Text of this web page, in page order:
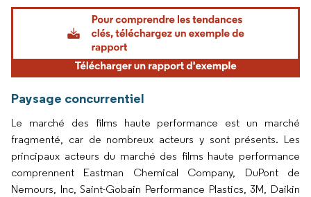
Image © Mordor Intelligence. La réutilisation nécessite une attribution sous CC BY
Paysage concurrentiel
Le marché des films haute performance est un marché
fragmenté, car de nombreux acteurs y sont présents. Les
principaux acteurs du marché des films haute performance
comprennent Eastman Chemical Company, DuPont de
Nemours, Inc, Saint-Gobain Performance Plastics, 3M, Daikin